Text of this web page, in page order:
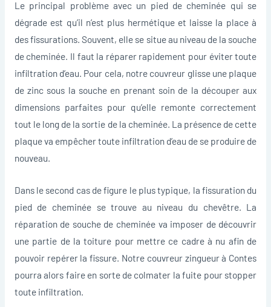
Le principal problème avec un pied de cheminée qui se
dégrade est qu’il n’est plus hermétique et laisse la place à
des fissurations. Souvent, elle se situe au niveau de la souche
de cheminée. Il faut la réparer rapidement pour éviter toute
infiltration d’eau. Pour cela, notre couvreur glisse une plaque
de zinc sous la souche en prenant soin de la découper aux
dimensions parfaites pour qu’elle remonte correctement
tout le long de la sortie de la cheminée. La présence de cette
plaque va empêcher toute infiltration d’eau de se produire de
nouveau.
Dans le second cas de figure le plus typique, la fissuration du
pied de cheminée se trouve au niveau du chevêtre. La
réparation de souche de cheminée va imposer de découvrir
une partie de la toiture pour mettre ce cadre à nu afin de
pouvoir repérer la fissure. Notre couvreur zingueur à Contes
pourra alors faire en sorte de colmater la fuite pour stopper
toute infiltration.